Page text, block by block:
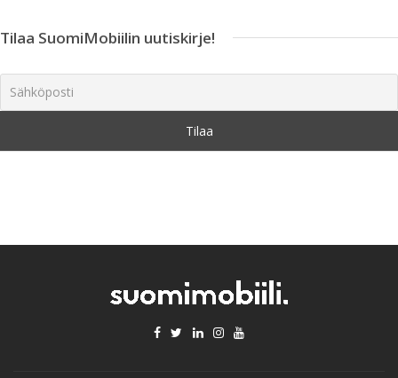
Tilaa SuomiMobiilin uutiskirje!